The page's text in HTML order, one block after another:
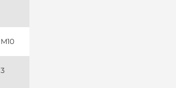
M10
3